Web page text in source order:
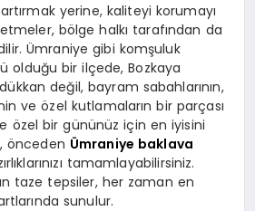
yerine, kaliteyi korumayı
bölge halkı tarafından da
Ümraniye gibi komşuluk
olduğu bir ilçede, Bozkaya
değil, bayram sabahlarının,
ve özel kutlamaların bir parçası
özel bir gününüz için en iyisini
önceden Ümraniye baklava
tamamlayabilirsiniz.
taze tepsiler, her zaman en
sunulur.